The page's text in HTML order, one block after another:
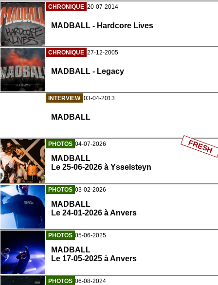
CHRONIQUE 20-07-2014
MADBALL - Hardcore Lives
CHRONIQUE 27-12-2005
MADBALL - Legacy
INTERVIEW 03-04-2013
MADBALL
PHOTOS 04-07-2026
MADBALL
Le 25-06-2026 à Ysselsteyn
FRESH
PHOTOS 03-02-2026
MADBALL
Le 24-01-2026 à Anvers
PHOTOS 05-06-2025
MADBALL
Le 17-05-2025 à Anvers
PHOTOS 06-08-2024